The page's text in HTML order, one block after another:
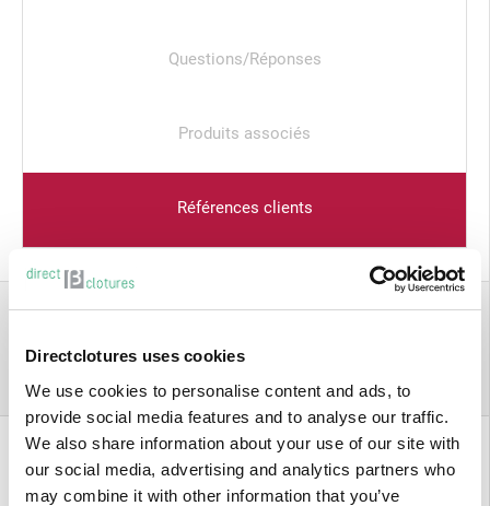
Directclotures uses cookies
We use cookies to personalise content and ads, to
provide social media features and to analyse our traffic.
We also share information about your use of our site with
our social media, advertising and analytics partners who
may combine it with other information that you’ve
Questions/Réponses
Produits associés
Références clients
Description